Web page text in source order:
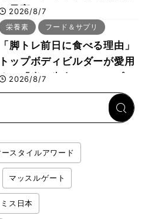
最高マシン“ノーチラス・
ルオーバーマシン”とは？
2026/8/7
栄養素 フード＆サプリ
「脚トレ前日に食べる理由」
トップボディビルダーが愛用
る「米＋牛肉」のシンプル
復メシとは？
2026/8/7
スタイルアワード
マッスルゲート
ミス日本